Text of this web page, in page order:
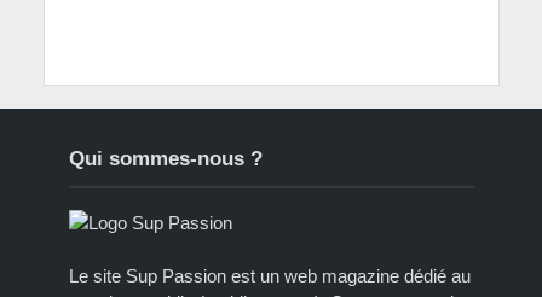
Qui sommes-nous ?
Le site Sup Passion est un web magazine dédié au